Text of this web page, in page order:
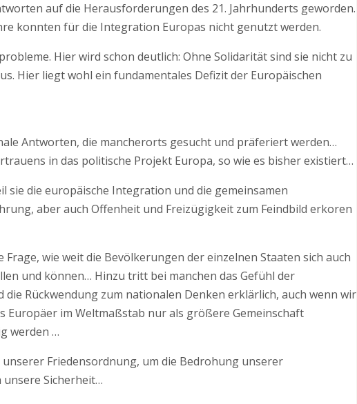
auf die Herausforderungen des 21. Jahrhunderts geworden.
konnten für die Integration Europas nicht genutzt werden.
Hier wird schon deutlich: Ohne Solidarität sind sie nicht zu
Hier liegt wohl ein fundamentales Defizit der Europäischen
Antworten, die mancherorts gesucht und präferiert werden…
in das politische Projekt Europa, so wie es bisher existiert…
sie die europäische Integration und die gemeinsamen
aber auch Offenheit und Freizügigkeit zum Feindbild erkoren
wie weit die Bevölkerungen der einzelnen Staaten sich auch
und können… Hinzu tritt bei manchen das Gefühl der
Rückwendung zum nationalen Denken erklärlich, auch wenn wir
Europäer im Weltmaßstab nur als größere Gemeinschaft
werden …
Friedensordnung, um die Bedrohung unserer
Sicherheit…